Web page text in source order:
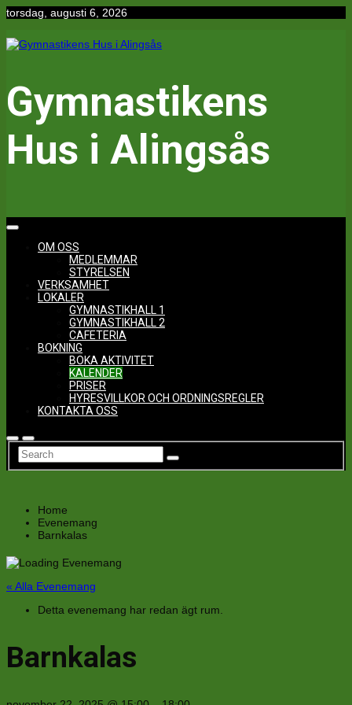
Hoppa
innehåll
torsdag, augusti 6, 2026
Gymnastikens
Hus i Alingsås
OM OSS
MEDLEMMAR
STYRELSEN
VERKSAMHET
LOKALER
GYMNASTIKHALL 1
GYMNASTIKHALL 2
CAFETERIA
BOKNING
BOKA AKTIVITET
KALENDER
PRISER
HYRESVILLKOR OCH ORDNINGSREGLER
KONTAKTA OSS
Home
Evenemang
Barnkalas
« Alla Evenemang
Detta evenemang har redan ägt rum.
Barnkalas